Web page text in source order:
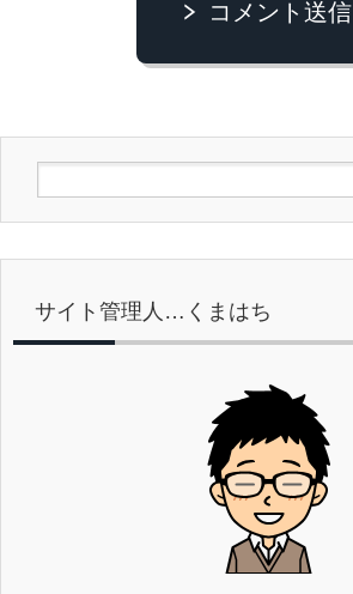
コメント送信
サイト管理人…くまはち